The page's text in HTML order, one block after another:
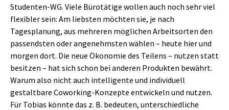
Studenten-WG. Viele Bürotätige wollen auch noch sehr viel
flexibler sein: Am liebsten möchten sie, je nach
Tagesplanung, aus mehreren möglichen Arbeitsorten den
passendsten oder angenehmsten wählen – heute hier und
morgen dort. Die neue Ökonomie des Teilens – nutzen statt
besitzen – hat sich schon bei anderen Produkten bewährt.
Warum also nicht auch intelligente und individuell
gestaltbare Coworking-Konzepte entwickeln und nutzen.
Für Tobias könnte das z. B. bedeuten, unterschiedliche